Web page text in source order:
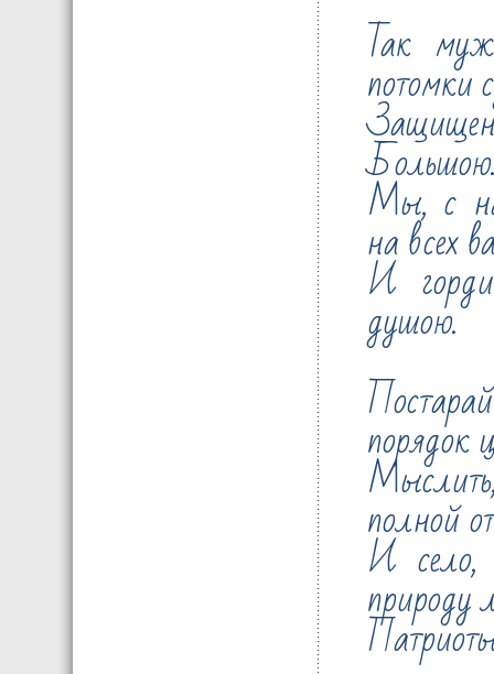
Так
потомки
Мы, с
на всех
И
душою.
порядок
полной
И село,
природу